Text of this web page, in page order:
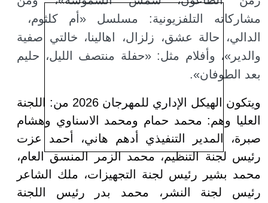
مشاركاته التلفزيونية: مسلسل «أم كلثوم،
الدالي، حالة عشق، زلزال، اهالينا، خالتي صفية
والدير»، وأفلام مثل: «حفلة منتصف الليل، حليم
بعد الطوفان».
ويتكون الهيكل الإداري للمهرجان 2026 من: اللجنة
العليا وهم: محمد حمام ومحمد الاسناوي وهشام
صبرة، المدير التنفيذي أدهم هاني، أحمد عزت
رئيس لجنة التنظيم، محمد الزمر المنسق العام،
محمد بشير رئيس لجنة التجهيزات، ملك الشاعر
رئيس لجنة النشر، محمد بدر رئيس اللجنة